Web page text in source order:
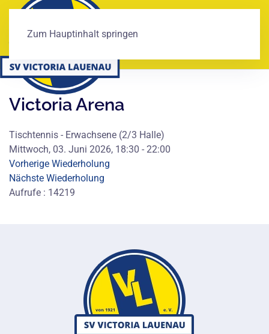
Zum Hauptinhalt springen
Victoria Arena
Tischtennis - Erwachsene (2/3 Halle)
Mittwoch, 03. Juni 2026, 18:30 - 22:00
Vorherige Wiederholung
Nächste Wiederholung
Aufrufe : 14219